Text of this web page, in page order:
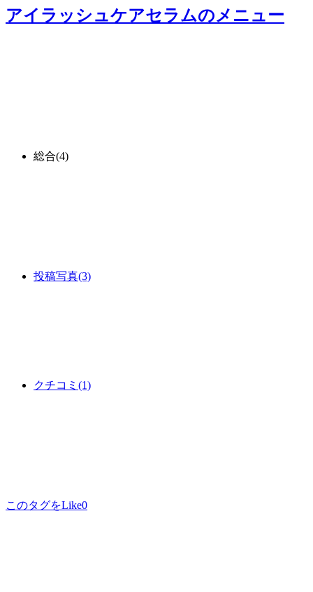
アイラッシュケアセラムのメニュー
総合(4)
投稿写真(3)
クチコミ (1)
このタグをLike0